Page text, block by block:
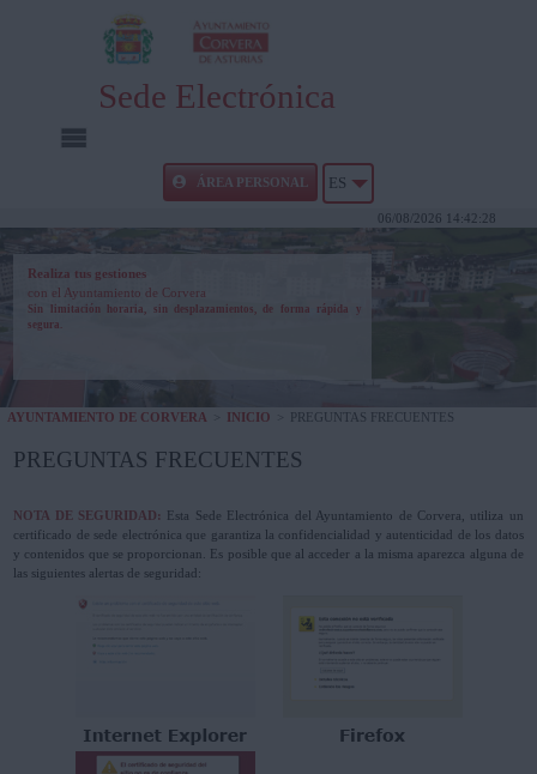
Sede Electrónica
INICIO
CARPETA CIUDADANA
AYUDA
ÁREA PERSONAL ES
06/08/2026 14:42:29
Realiza tus gestiones
con el Ayuntamiento de Corvera
Sin limitación horaria, sin desplazamientos, de forma rápida y
segura.
AYUNTAMIENTO DE CORVERA INICIO PREGUNTAS FRECUENTES
PREGUNTAS FRECUENTES
NOTA DE SEGURIDAD: Esta Sede Electrónica del Ayuntamiento de Corvera, utiliza un
certificado de sede electrónica que garantiza la confidencialidad y autenticidad de los datos
y contenidos que se proporcionan. Es posible que al acceder a la misma aparezca alguna de
las siguientes alertas de seguridad: